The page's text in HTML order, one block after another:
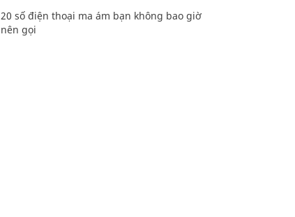
20 số điện thoại ma ám bạn không bao giờ
nên gọi